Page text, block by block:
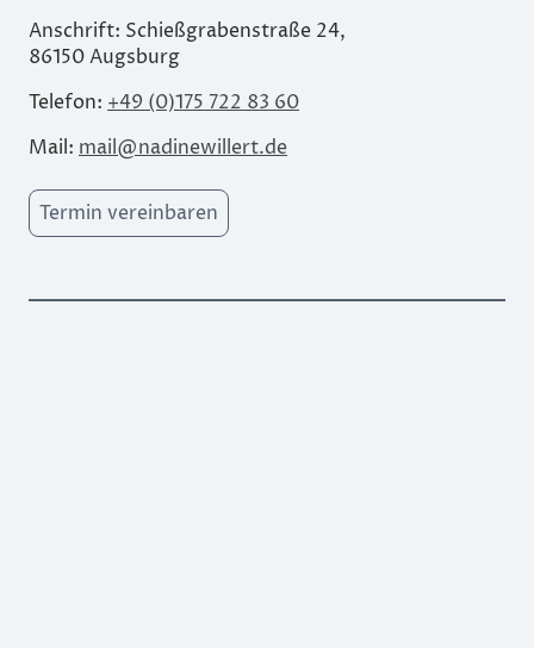
Anschrift: Schießgrabenstraße 24,
86150 Augsburg
Telefon: +49 (0)175 722 83 60
Mail: mail@nadinewillert.de
Termin vereinbaren